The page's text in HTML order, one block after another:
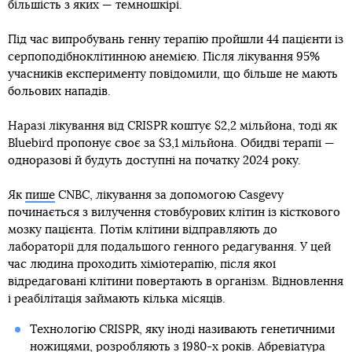
більшість з яких — темношкірі.
Під час випробувань генну терапію пройшли 44 пацієнти із
серпоподібноклітинною анемією. Після лікування 95%
учасників експерименту повідомили, що більше не мають
больових нападів.
Наразі лікування від CRISPR коштує $2,2 мільйона, тоді як
Bluebird пропонує своє за $3,1 мільйона. Обидві терапії —
одноразові й будуть доступні на початку 2024 року.
Як пише CNBC, лікування за допомогою Casgevy
починається з вилучення стовбурових клітин із кісткового
мозку пацієнта. Потім клітини відправляють до
лабораторії для подальшого генного редагування. У цей
час людина проходить хіміотерапію, після якої
відредаговані клітини повертають в організм. Відновлення
і реабілітація займають кілька місяців.
Технологію CRISPR, яку іноді називають генетичними
ножицями, розробляють з 1980-х років. Абревіатура